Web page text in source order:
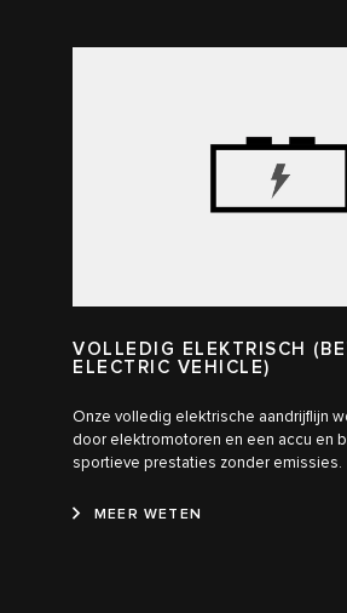
VOLLEDIG ELEKTRISCH
ELECTRIC VEHICLE)
Onze volledig elektrische aandrijflijn
door elektromotoren en een accu en
sportieve prestaties zonder emissies.
MEER WETEN